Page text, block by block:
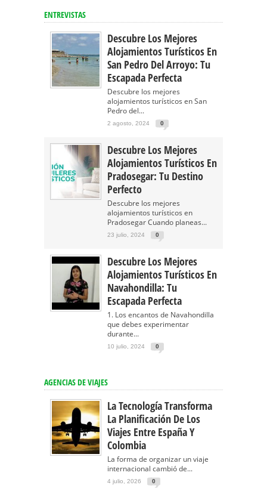
ENTREVISTAS
Descubre Los Mejores
Alojamientos Turísticos En
San Pedro Del Arroyo: Tu
Escapada Perfecta
Descubre los mejores
alojamientos turísticos en San
Pedro del...
2 agosto, 2024 0
Descubre Los Mejores
Alojamientos Turísticos En
Pradosegar: Tu Destino
Perfecto
Descubre los mejores
alojamientos turísticos en
Pradosegar Cuando planeas...
23 julio, 2024 0
Descubre Los Mejores
Alojamientos Turísticos En
Navahondilla: Tu
Escapada Perfecta
1. Los encantos de Navahondilla
que debes experimentar
durante...
10 julio, 2024 0
AGENCIAS DE VIAJES
La Tecnología Transforma
La Planificación De Los
Viajes Entre España Y
Colombia
La forma de organizar un viaje
internacional cambió de...
4 julio, 2026 0